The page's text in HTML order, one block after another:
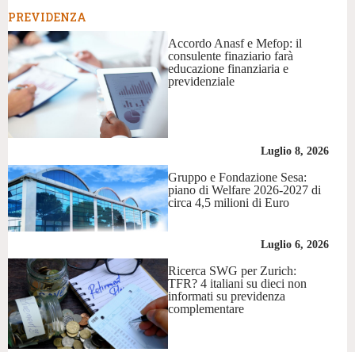
PREVIDENZA
Accordo Anasf e Mefop: il
consulente finaziario farà
educazione finanziaria e
previdenziale
Luglio 8, 2026
Gruppo e Fondazione Sesa:
piano di Welfare 2026-2027 di
circa 4,5 milioni di Euro
Luglio 6, 2026
Ricerca SWG per Zurich:
TFR? 4 italiani su dieci non
informati su previdenza
complementare